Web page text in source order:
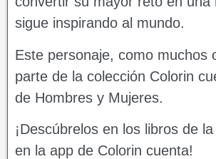
sigue inspirando al mundo.
Este personaje, como muchos
parte de la colección Colorin
de Hombres y Mujeres.
¡Descúbrelos en los libros de
en la app de Colorin cuenta!